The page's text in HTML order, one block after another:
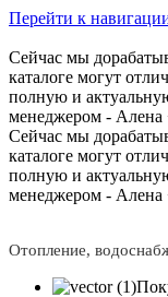
Перейти к
Сейчас мы
каталоге могут
полную и
менеджером - Алена
Сейчас мы
каталоге могут
полную и
менеджером - Алена
Отопление,